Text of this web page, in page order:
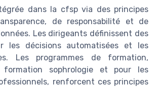
dans la cfsp via des principes
de responsabilité et de
Les dirigeants définissent des
les décisions automatisées et les
Les programmes de formation,
formation sophrologie et pour les
renforcent ces principes